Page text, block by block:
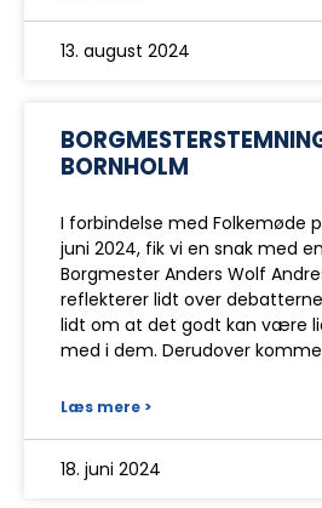
13. august 2024
BORNHOLM
I forbindelse med Folkemøde
juni 2024, fik vi en snak med
Borgmester Anders Wolf
reflekterer lidt over
lidt om at det godt kan være
med i dem. Derudover
Læs mere >
18. juni 2024